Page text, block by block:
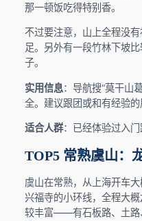
那一顿饭吃得特别香。
不过要注意，山上全程没
足。另外有一段竹林下坡
子。
实用信息：导航搜“莫干山
全。建议跟团或和有经验的
适合人群：已经体验过入门
TOP5 常熟虞山：
虞山在常熟，从上海开车
兴福寺的小环线，全程大
较丰富——有石板路、土路